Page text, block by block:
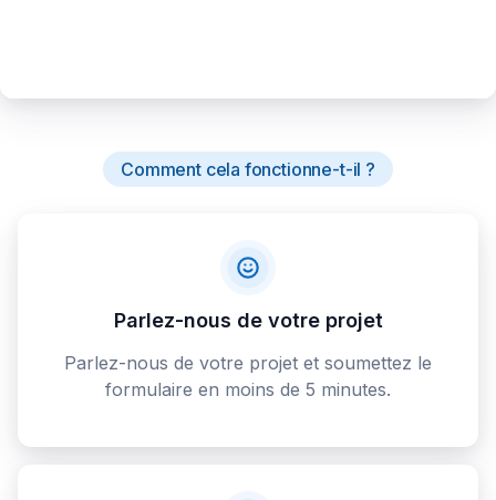
Comment cela fonctionne-t-il ?
Parlez-nous de votre projet
Parlez-nous de votre projet et soumettez le
formulaire en moins de 5 minutes.